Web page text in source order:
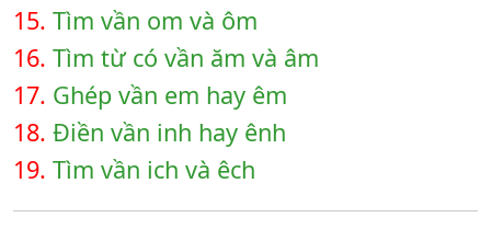
15. Tìm vần om và ôm
16. Tìm từ có vần ăm và âm
17. Ghép vần em hay êm
18. Điền vần inh hay ênh
19. Tìm vần ich và êch